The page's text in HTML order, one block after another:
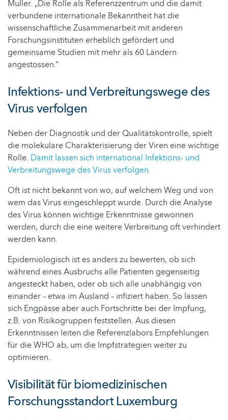
Muller. „Die Rolle als Referenzzentrum und die damit
verbundene internationale Bekanntheit hat die
wissenschaftliche Zusammenarbeit mit anderen
Forschungsinstituten erheblich gefördert und
gemeinsame Studien mit mehr als 60 Ländern
angestossen.“
Infektions- und Verbreitungswege des
Virus verfolgen
Neben der Diagnostik und der Qualitätskontrolle, spielt
die molekulare Charakterisierung der Viren eine wichtige
Rolle. Damit lassen sich international Infektions- und
Verbreitungswege des Virus verfolgen.
Oft ist nicht bekannt von wo, auf welchem Weg und von
wem das Virus eingeschleppt wurde. Durch die Analyse
des Virus können wichtige Erkenntnisse gewonnen
werden, durch die eine weitere Verbreitung oft verhindert
werden kann.
Epidemiologisch ist es anders zu bewerten, ob sich
während eines Ausbruchs alle Patienten gegenseitig
angesteckt haben, oder ob sich alle unabhängig von
einander – etwa im Ausland – infiziert haben. So lassen
sich Engpässe aber auch Fortschritte bei der Impfung,
z.B. von Risikogruppen feststellen. Aus diesen
Erkenntnissen leiten die Referenzlabors Empfehlungen
für die WHO ab, um die Impfstrategien weiter zu
optimieren.
Visibilität für biomedizinischen
Forschungsstandort Luxemburg